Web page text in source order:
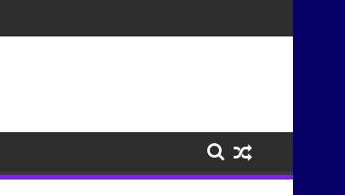
από τη μουσική